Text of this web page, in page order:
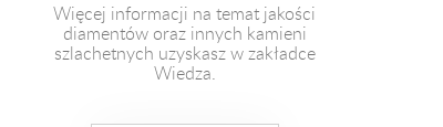
Więcej informacji na temat jakości
diamentów oraz innych kamieni
szlachetnych uzyskasz w zakładce
Wiedza.